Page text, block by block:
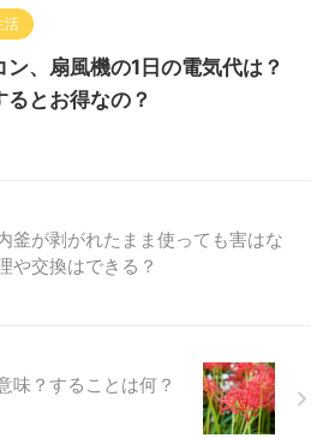
活
ン、扇風機の1日の電気代は？
るとお得なの？
釜が剥がれたまま使っても害はな
や交換はできる？
味？することは何？